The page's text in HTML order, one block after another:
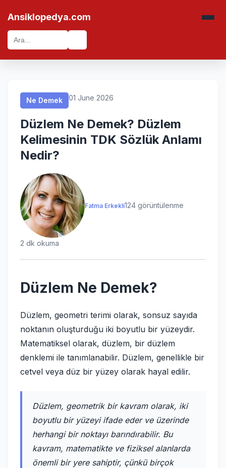
Ansiklopedya.com
Ne Demek 01 June 2026
Düzlem Ne Demek? Düzlem
Kelimesinin TDK Sözlük Anlamı
Nedir?
Fatma Erkekli124 görüntülenme
2 dk okuma
Düzlem Ne Demek?
Düzlem, geometri terimi olarak, sonsuz sayıda
noktanın oluşturduğu iki boyutlu bir yüzeydir.
Matematiksel olarak, düzlem, bir düzlem
denklemi ile tanımlanabilir. Düzlem, genellikle bir
cetvel veya düz bir yüzey olarak hayal edilir.
Düzlem, geometrik bir kavram olarak, iki
boyutlu bir yüzeyi ifade eder ve üzerinde
herhangi bir noktayı barındırabilir. Bu
kavram, matematikte ve fiziksel alanlarda
önemli bir yere sahiptir, çünkü birçok
Ne Demek
Ne Demek
Ne Demek
Ne Demek